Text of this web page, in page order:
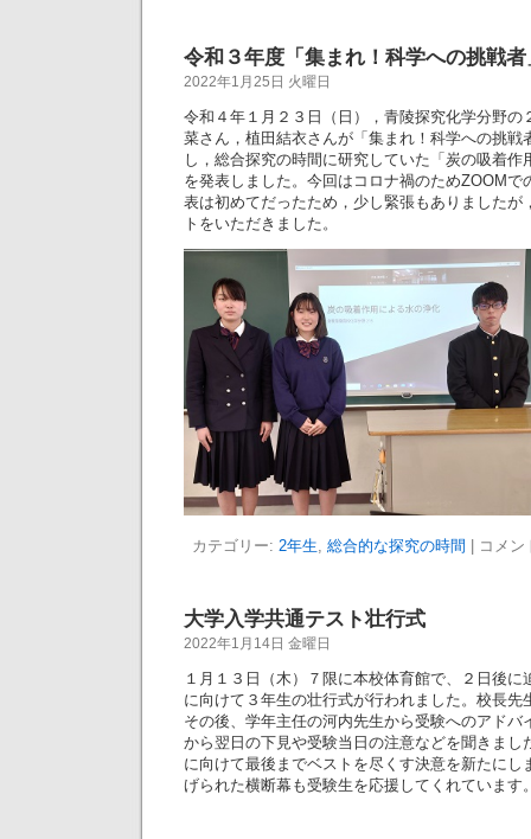
令和３年度「集まれ！科学への挑戦
2022年1月25日 火曜日
令和４年１月２３日（日），青陵探究化学分野の
菜さん，植田結衣さんが「集まれ！科学への挑戦
し，総合探究の時間に研究していた「炭の吸着作
を発表しました。今回はコロナ禍のためZOOMで
表は初めてだったため，少し緊張もありましたが
トをいただきました。
カテゴリー: 2年生, 総合的な探究の時間 コメン
大学入学共通テスト壮行式
2022年1月14日 金曜日
１月１３日（木）７限に本校体育館で、２日後に
に向けて３年生の壮行式が行われました。校長先
その後、学年主任の河内先生から受験へのアドバ
から翌日の下見や受験当日の注意などを聞きまし
に向けて最後までベストを尽くす決意を新たにし
げられた横断幕も受験生を応援してくれています